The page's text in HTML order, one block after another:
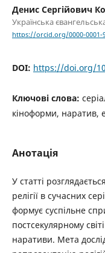
Денис Сергійович
Українська
https://orcid.org/0000-0001-
DOI: https://doi.org/
Ключові слова:
кіноформи, наратив,
Анотація
У статті
релігії в сучасних
формує суспільне
постсекулярному
наративи. Мета